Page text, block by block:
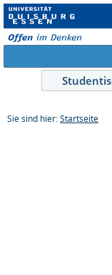
Sie sind hier: Startseite